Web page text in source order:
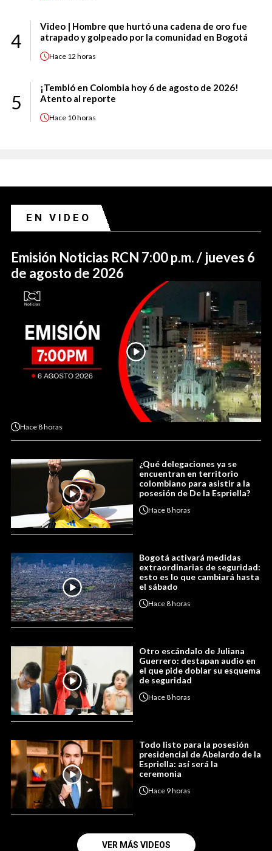
4
Video | Hombre que hurtó una cadena de oro fue
atrapado y golpeado por la comunidad en Bogotá
Hace 12 horas
5
¡Tembló en Colombia hoy 6 de agosto de 2026!
Atento al reporte
Hace 10 horas
EN VIDEO
Emisión Noticias RCN 7:00 p.m. / jueves 6
de agosto de 2026
Hace8 horas
¿Qué delegaciones ya se
encuentran en territorio
colombiano para asistir a la
posesión de De la Espriella?
Hace8 horas
Bogotá activará medidas
extraordinarias de seguridad:
esto es lo que cambiará hasta
el sábado
Hace8 horas
Otro escándalo de Juliana
Guerrero: destapan audio en
el que pide doblar su esquema
de seguridad
Hace8 horas
Todo listo para la posesión
presidencial de Abelardo de la
Espriella: así será la
ceremonia
Hace 9 horas
VER MÁS VIDEOS